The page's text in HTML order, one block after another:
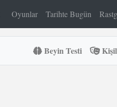
Oyunlar Tarihte Bugün
Beyin Testi